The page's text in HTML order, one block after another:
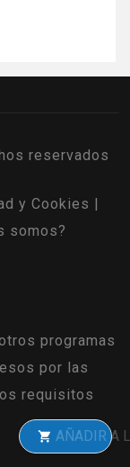
AÑADIR A LA
reservados
y Cookies |
somos?
programas
por las
requisitos